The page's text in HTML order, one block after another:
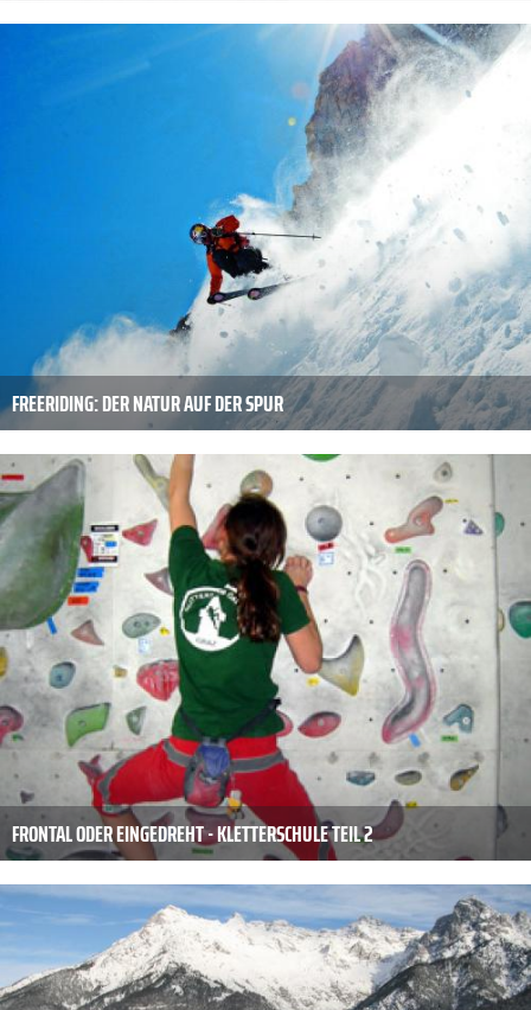
FREERIDING: DER NATUR AUF DER SPUR
FRONTAL ODER EINGEDREHT - KLETTERSCHULE TEIL 2